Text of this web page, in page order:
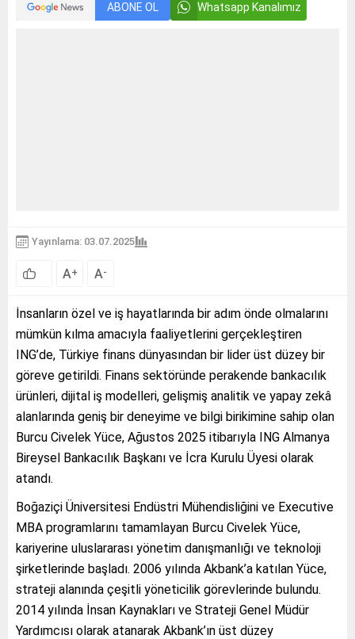
ABONE OL Whatsapp Kanalımız
Yayınlama: 03.07.2025
A+ A-
İnsanların özel ve iş hayatlarında bir adım önde olmalarını
mümkün kılma amacıyla faaliyetlerini gerçekleştiren
ING’de, Türkiye finans dünyasından bir lider üst düzey bir
göreve getirildi. Finans sektöründe perakende bankacılık
ürünleri, dijital iş modelleri, gelişmiş analitik ve yapay zekâ
alanlarında geniş bir deneyime ve bilgi birikimine sahip olan
Burcu Civelek Yüce, Ağustos 2025 itibarıyla ING Almanya
Bireysel Bankacılık Başkanı ve İcra Kurulu Üyesi olarak
atandı.
Boğaziçi Üniversitesi Endüstri Mühendisliğini ve Executive
MBA programlarını tamamlayan Burcu Civelek Yüce,
kariyerine uluslararası yönetim danışmanlığı ve teknoloji
şirketlerinde başladı. 2006 yılında Akbank’a katılan Yüce,
strateji alanında çeşitli yöneticilik görevlerinde bulundu.
2014 yılında İnsan Kaynakları ve Strateji Genel Müdür
Yardımcısı olarak atanarak Akbank’ın üst düzey